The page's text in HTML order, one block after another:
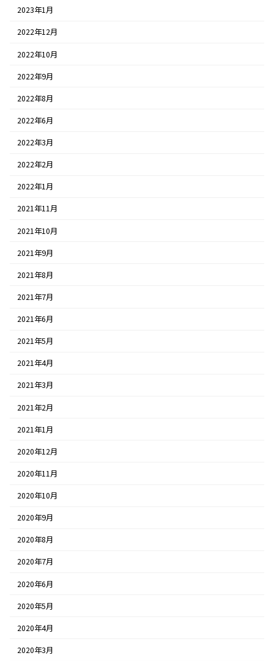
2023年1月
2022年12月
2022年10月
2022年9月
2022年8月
2022年6月
2022年3月
2022年2月
2022年1月
2021年11月
2021年10月
2021年9月
2021年8月
2021年7月
2021年6月
2021年5月
2021年4月
2021年3月
2021年2月
2021年1月
2020年12月
2020年11月
2020年10月
2020年9月
2020年8月
2020年7月
2020年6月
2020年5月
2020年4月
2020年3月